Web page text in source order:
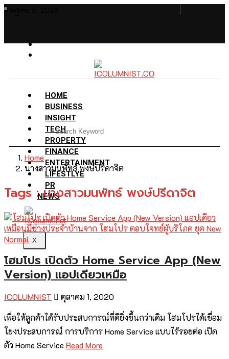
สิงหาคม 6, 2026
HOME
BUSINESS
INSIGHT
TECH
PROPERTY
FINANCE
ENTERTAINMENT
LIFESTLYE
PR
NEWS
X
Home
นางสาวมนพัทธ์ พงษ์ปรีดาจิต
Tags : นางสาวมนพัทธ์ พงษ์ปรีดาจิต
โฮมโปร เปิดตัว Home Service App (New
Version) แอปเดียวเหมือ
ICOLUMNIST
ตุลาคม 1, 2020
เพื่อให้ลูกค้าได้รับประสบการณ์ที่ดียิ่งขึ้นกว่าเดิม โฮมโปรได้เชื่อม
โยงประสบการณ์ การบริการ Home Service แบบไร้รอยต่อ เปิด
ตัว Home Service Read More